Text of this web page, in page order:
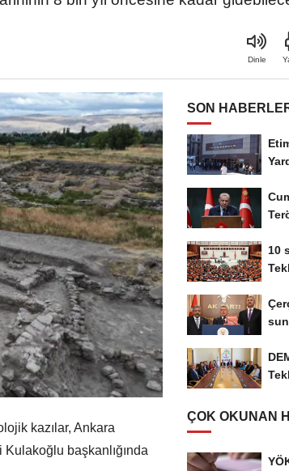
Dinle
kazılar, Ankara
başkanlığında
SON
10
ÇOK OKUNAN